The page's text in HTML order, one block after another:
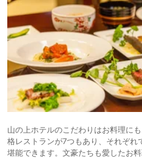
山の上ホテルのこだわりはお料理に
格レストランが7つもあり、それぞれ
堪能できます。文豪たちも愛したお